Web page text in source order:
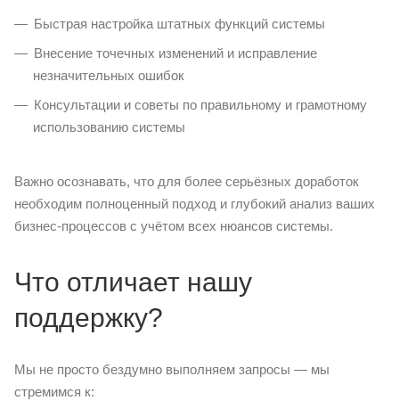
Быстрая настройка штатных функций системы
Внесение точечных изменений и исправление
незначительных ошибок
Консультации и советы по правильному и грамотному
использованию системы
Важно осознавать, что для более серьёзных доработок
необходим полноценный подход и глубокий анализ ваших
бизнес-процессов с учётом всех нюансов системы.
Что отличает нашу
поддержку?
Мы не просто бездумно выполняем запросы — мы
стремимся к: